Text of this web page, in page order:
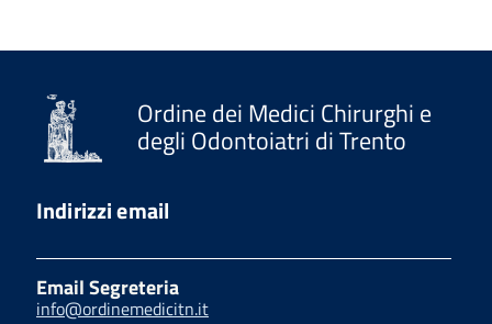
Ordine dei Medici Chirurghi e
degli Odontoiatri di Trento
Indirizzi email
Email Segreteria
info@ordinemedicitn.it